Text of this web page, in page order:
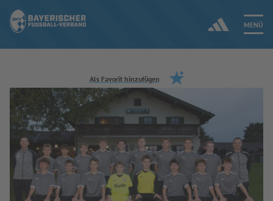
MENÜ
Jetzt einloggen
ERGEBNISSE & WETTBEWERBE
NEUIGKEITEN
SPIELBETRIEB & VERBANDSLEBEN
Als Favorit hinzufügen